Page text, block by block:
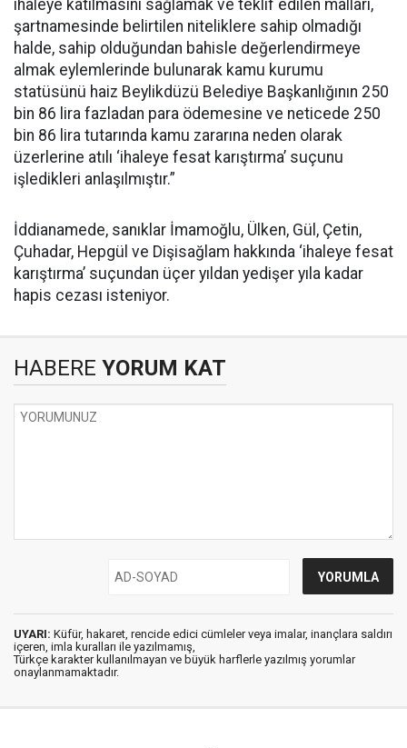
ihaleye katılmasını sağlamak ve teklif edilen malları,
şartnamesinde belirtilen niteliklere sahip olmadığı
halde, sahip olduğundan bahisle değerlendirmeye
almak eylemlerinde bulunarak kamu kurumu
statüsünü haiz Beylikdüzü Belediye Başkanlığının 250
bin 86 lira fazladan para ödemesine ve neticede 250
bin 86 lira tutarında kamu zararına neden olarak
üzerlerine atılı ‘ihaleye fesat karıştırma’ suçunu
işledikleri anlaşılmıştır.”
İddianamede, sanıklar İmamoğlu, Ülken, Gül, Çetin,
Çuhadar, Hepgül ve Dişisağlam hakkında ‘ihaleye fesat
karıştırma’ suçundan üçer yıldan yedişer yıla kadar
hapis cezası isteniyor.
HABERE YORUM KAT
UYARI: Küfür, hakaret, rencide edici cümleler veya imalar, inançlara saldırı
içeren, imla kuralları ile yazılmamış,
Türkçe karakter kullanılmayan ve büyük harflerle yazılmış yorumlar
onaylanmamaktadır.